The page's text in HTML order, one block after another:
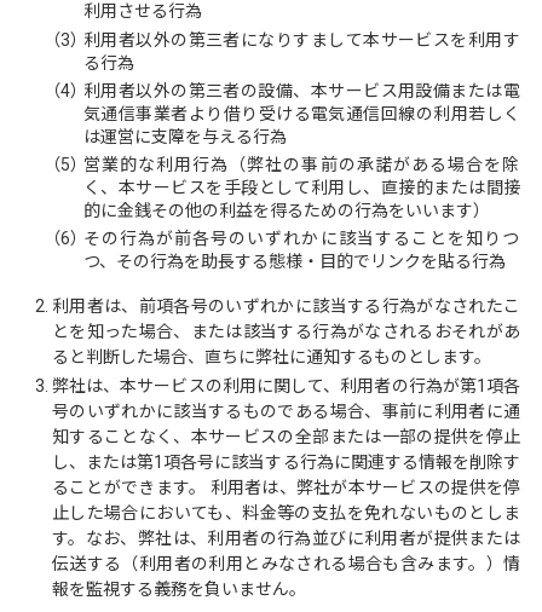
利用させる行為
（3）利用者以外の第三者になりすまして本サービスを利用す
る行為
（4）利用者以外の第三者の設備、本サービス用設備または電
気通信事業者より借り受ける電気通信回線の利用若しく
は運営に支障を与える行為
（5）営業的な利用行為（弊社の事前の承諾がある場合を除
く、本サービスを手段として利用し、直接的または間接
的に金銭その他の利益を得るための行為をいいます）
（6）その行為が前各号のいずれかに該当することを知りつ
つ、その行為を助長する態様・目的でリンクを貼る行為
利用者は、前項各号のいずれかに該当する行為がなされたこ
とを知った場合、または該当する行為がなされるおそれがあ
ると判断した場合、直ちに弊社に通知するものとします。
弊社は、本サービスの利用に関して、利用者の行為が第1項各
号のいずれかに該当するものである場合、事前に利用者に通
知することなく、本サービスの全部または一部の提供を停止
し、または第1項各号に該当する行為に関連する情報を削除す
ることができます。 利用者は、弊社が本サービスの提供を停
止した場合においても、料金等の支払を免れないものとしま
す。なお、弊社は、利用者の行為並びに利用者が提供または
伝送する（利用者の利用とみなされる場合も含みます。）情
報を監視する義務を負いません。